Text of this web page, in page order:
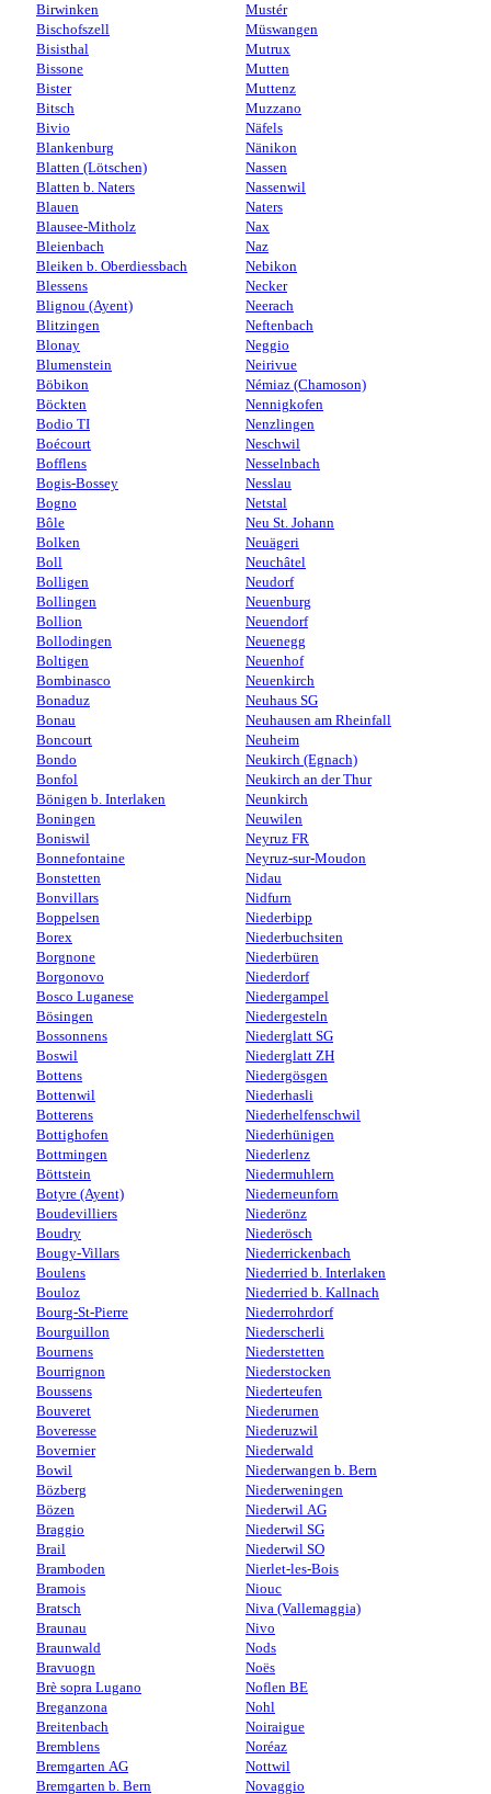
Birwinken
Bischofszell
Bisisthal
Bissone
Bister
Bitsch
Bivio
Blankenburg
Blatten (Lötschen)
Blatten b. Naters
Blauen
Blausee-Mitholz
Bleienbach
Bleiken b. Oberdiessbach
Blessens
Blignou (Ayent)
Blitzingen
Blonay
Blumenstein
Böbikon
Böckten
Bodio TI
Boécourt
Bofflens
Bogis-Bossey
Bogno
Bôle
Bolken
Boll
Bolligen
Bollingen
Bollion
Bollodingen
Boltigen
Bombinasco
Bonaduz
Bonau
Boncourt
Bondo
Bonfol
Bönigen b. Interlaken
Boningen
Boniswil
Bonnefontaine
Bonstetten
Bonvillars
Boppelsen
Borex
Borgnone
Borgonovo
Bosco Luganese
Bösingen
Bossonnens
Boswil
Bottens
Bottenwil
Botterens
Bottighofen
Bottmingen
Böttstein
Botyre (Ayent)
Boudevilliers
Boudry
Bougy-Villars
Boulens
Bouloz
Bourg-St-Pierre
Bourguillon
Bournens
Bourrignon
Boussens
Bouveret
Boveresse
Bovernier
Bowil
Bözberg
Bözen
Braggio
Brail
Bramboden
Bramois
Bratsch
Braunau
Braunwald
Bravuogn
Brè sopra Lugano
Breganzona
Breitenbach
Bremblens
Bremgarten AG
Bremgarten b. Bern
Mustér
Müswangen
Mutrux
Mutten
Muttenz
Muzzano
Näfels
Nänikon
Nassen
Nassenwil
Naters
Nax
Naz
Nebikon
Necker
Neerach
Neftenbach
Neggio
Neirivue
Némiaz (Chamoson)
Nennigkofen
Nenzlingen
Neschwil
Nesselnbach
Nesslau
Netstal
Neu St. Johann
Neuägeri
Neuchâtel
Neudorf
Neuenburg
Neuendorf
Neuenegg
Neuenhof
Neuenkirch
Neuhaus SG
Neuhausen am Rheinfall
Neuheim
Neukirch (Egnach)
Neukirch an der Thur
Neunkirch
Neuwilen
Neyruz FR
Neyruz-sur-Moudon
Nidau
Nidfurn
Niederbipp
Niederbuchsiten
Niederbüren
Niederdorf
Niedergampel
Niedergesteln
Niederglatt SG
Niederglatt ZH
Niedergösgen
Niederhasli
Niederhelfenschwil
Niederhünigen
Niederlenz
Niedermuhlern
Niederneunforn
Niederönz
Niederösch
Niederrickenbach
Niederried b. Interlaken
Niederried b. Kallnach
Niederrohrdorf
Niederscherli
Niederstetten
Niederstocken
Niederteufen
Niederurnen
Niederuzwil
Niederwald
Niederwangen b. Bern
Niederweningen
Niederwil AG
Niederwil SG
Niederwil SO
Nierlet-les-Bois
Niouc
Niva (Vallemaggia)
Nivo
Nods
Noës
Noflen BE
Nohl
Noiraigue
Noréaz
Nottwil
Novaggio